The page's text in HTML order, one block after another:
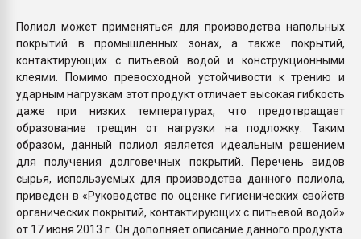
Полиол может применяться для производства напольных
покрытий в промышленных зонах, а также покрытий,
контактирующих с питьевой водой и конструкционными
клеями. Помимо превосходной устойчивости к трению и
ударным нагрузкам этот продукт отличает высокая гибкость
даже при низких температурах, что предотвращает
образование трещин от нагрузки на подложку. Таким
образом, данный полиол является идеальным решением
для получения долговечных покрытий. Перечень видов
сырья, используемых для производства данного полиола,
приведен в «Руководстве по оценке гигиенических свойств
органических покрытий, контактирующих с питьевой водой»
от 17 июня 2013 г. Он дополняет описание данного продукта.